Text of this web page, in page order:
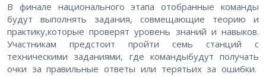
В финале национального этапа отобранные команды
будут выполнять задания, совмещающие теорию и
практику,которые проверят уровень знаний и навыков.
Участникам предстоит пройти семь станций с
техническими заданиями, где командыбудут получать
очки за правильные ответы или терятьих за ошибки.